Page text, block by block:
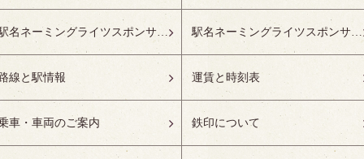
駅名ネーミングライツスポンサーの募集開始 駅名ネーミングライツスポンサー紹介
線と駅情報 運賃と時刻表
車・車両のご案内 鉄印について